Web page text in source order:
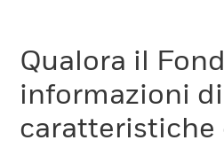
Qualora il
informazioni
caratteristiche